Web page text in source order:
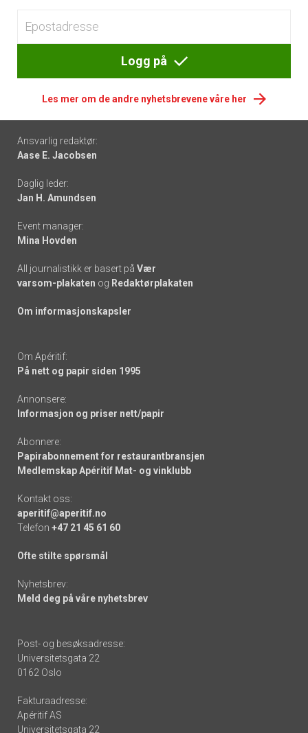
Logg på
Les mer om de andre nyhetsbrevene våre her
Footer
-
links
Ansvarlig redaktør:
Aase E. Jacobsen
Daglig leder:
Jan H. Amundsen
Event manager:
Mina Hovden
All journalistikk er basert på Vær
varsom-plakaten og Redaktørplakaten
Om informasjonskapsler
Om Apéritif:
På nett og papir siden 1995
Annonsere:
Informasjon og priser nett/papir
Abonnere:
Papirabonnement for restaurantbransjen
Medlemskap Apéritif Mat- og vinklubb
Kontakt oss:
aperitif@aperitif.no
Telefon +47 21 45 61 60
Ofte stilte spørsmål
Nyhetsbrev:
Meld deg på våre nyhetsbrev
Post- og besøksadresse:
Universitetsgata 22
0162 Oslo
Fakturaadresse:
Apéritif AS
Universitetsgata 22